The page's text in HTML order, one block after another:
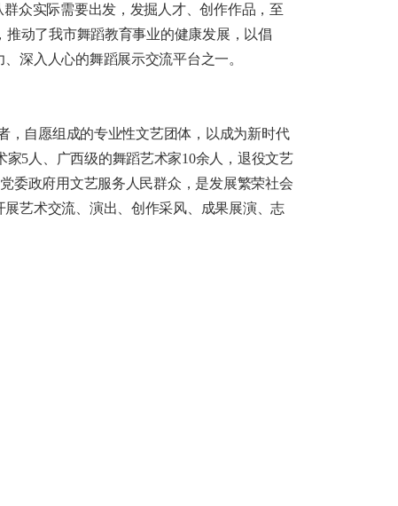
众实际需要出发，发掘人才、创作作品，至
动了我市舞蹈教育事业的健康发展，以倡
深入人心的舞蹈展示交流平台之一。
自愿组成的专业性文艺团体，以成为新时代
5人、广西级的舞蹈艺术家10余人，退役文艺
委政府用文艺服务人民群众，是发展繁荣社会
艺术交流、演出、创作采风、成果展演、志